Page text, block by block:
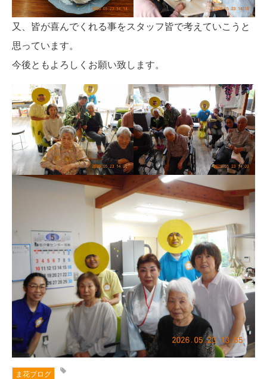
又、皆が喜んでくれる事をスタッフ皆で考えていこうと
思っています。
今後ともよろしくお願い致します。
ま花ブログ